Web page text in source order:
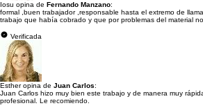
Iosu opina de Fernando Manzano:
formal ,buen trabajador ,responsable hasta el extremo de
trabajo que había cobrado y que por problemas del material
Verificada
Esther opina de Juan Carlos:
Juan Carlos hizo muy bien este trabajo y de manera muy
profesional. Le recomiendo.